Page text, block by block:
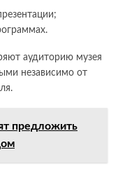
аудиторию музея
независимо от
предложить